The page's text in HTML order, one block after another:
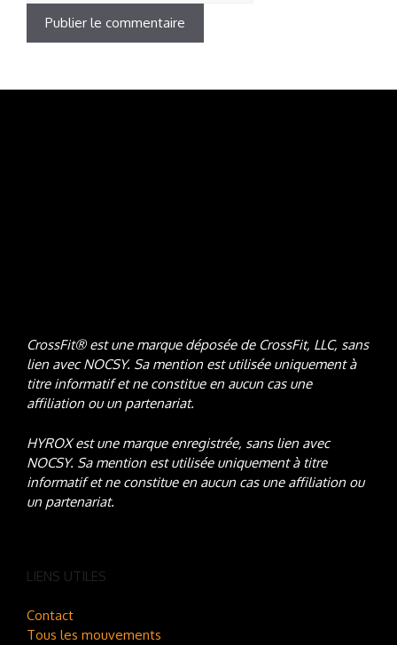
CrossFit® est une marque déposée de CrossFit, LLC, sans
lien avec NOCSY. Sa mention est utilisée uniquement à
titre informatif et ne constitue en aucun cas une
affiliation ou un partenariat.
HYROX est une marque enregistrée, sans lien avec
NOCSY. Sa mention est utilisée uniquement à titre
informatif et ne constitue en aucun cas une affiliation ou
un partenariat.
LIENS UTILES
Contact
Tous les mouvements